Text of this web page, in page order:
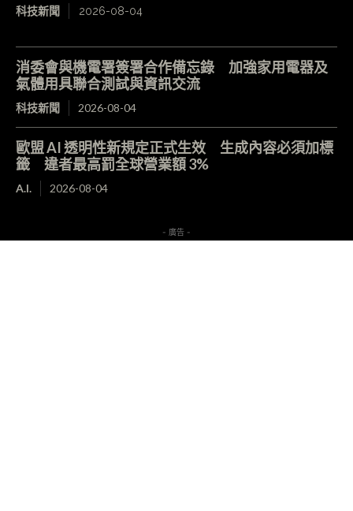
科技新聞 2026-08-04
消委會與機電署簽署合作備忘錄 加強家用電器及
氣體用具聯合測試與資訊交流
科技新聞 2026-08-04
歐盟 AI 透明性新規定正式生效 生成內容必須加標
籤 違者最高罰全球營業額 3%
A.I. 2026-08-04
- 廣告 -